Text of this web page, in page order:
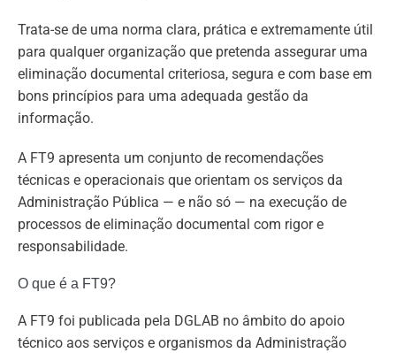
Trata-se de uma norma clara, prática e extremamente útil
para qualquer organização que pretenda assegurar uma
eliminação documental criteriosa, segura e com base em
bons princípios para uma adequada gestão da
informação.
A FT9 apresenta um conjunto de recomendações
técnicas e operacionais que orientam os serviços da
Administração Pública — e não só — na execução de
processos de eliminação documental com rigor e
responsabilidade.
O que é a FT9?
A FT9 foi publicada pela DGLAB no âmbito do apoio
técnico aos serviços e organismos da Administração